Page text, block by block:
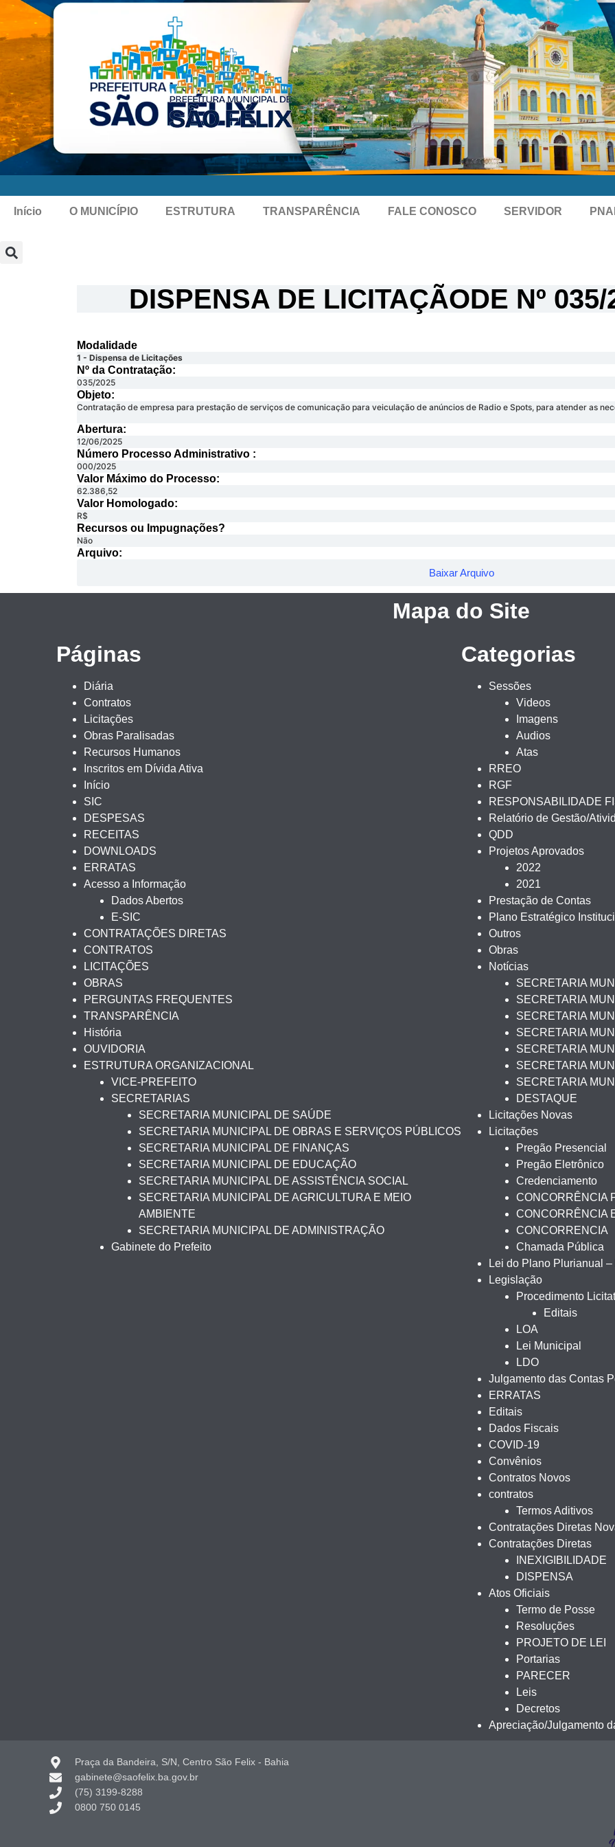
Início O MUNICÍPIO ESTRUTURA TRANSPARÊNCIA FALE CONOSCO SERVIDOR
DISPENSA DE LICITAÇÃODE Nº
Modalidade
1 - Dispensa de Licitações
Nº da Contratação:
035/2025
Objeto:
Contratação de empresa para prestação de serviços de comunicação para veiculação de anúncios de Radio e Spots, para atender as
Abertura:
12/06/2025
Número Processo Administrativo :
000/2025
Valor Máximo do Processo: ​
62.386,52
Valor Homologado: ​
R$
Recursos ou Impugnações? ​
Não
Arquivo:
Baixar Arquivo
Mapa do Site
Páginas
Diária
Contratos
Licitações
Obras Paralisadas
Recursos Humanos
Inscritos em Dívida Ativa
Início
SIC
DESPESAS
RECEITAS
DOWNLOADS
ERRATAS
Acesso a Informação
Dados Abertos
E-SIC
CONTRATAÇÕES DIRETAS
CONTRATOS
LICITAÇÕES
OBRAS
PERGUNTAS FREQUENTES
TRANSPARÊNCIA
História
OUVIDORIA
ESTRUTURA ORGANIZACIONAL
VICE-PREFEITO
SECRETARIAS
SECRETARIA MUNICIPAL DE SAÚDE
SECRETARIA MUNICIPAL DE OBRAS E SERVIÇOS PÚBLICOS
SECRETARIA MUNICIPAL DE FINANÇAS
SECRETARIA MUNICIPAL DE EDUCAÇÃO
SECRETARIA MUNICIPAL DE ASSISTÊNCIA SOCIAL
SECRETARIA MUNICIPAL DE AGRICULTURA E MEIO
AMBIENTE
SECRETARIA MUNICIPAL DE ADMINISTRAÇÃO
Gabinete do Prefeito
Categorias
Sessões
Videos
Imagens
Audios
Atas
RREO
RGF
RESPONSABILIDADE
Relatório de Gestão/
QDD
Projetos Aprovados
2022
2021
Prestação de Contas
Plano Estratégico
Outros
Obras
Notícias
SECRETARIA
SECRETARIA
SECRETARIA
SECRETARIA
SECRETARIA
SECRETARIA
SECRETARIA
DESTAQUE
Licitações Novas
Licitações
Pregão Presencial
Pregão Eletrônico
Credenciamento
CONCORRÊNCIA
CONCORRÊNCIA
CONCORRENCIA
Chamada Pública
Lei do Plano Plurianual –
Legislação
Procedimento
Editais
LOA
Lei Municipal
LDO
Julgamento das Contas
ERRATAS
Editais
Dados Fiscais
COVID-19
Convênios
Contratos Novos
contratos
Termos Aditivos
Contratações Diretas
Contratações Diretas
INEXIGIBILIDADE
DISPENSA
Atos Oficiais
Termo de Posse
Resoluções
PROJETO DE LEI
Portarias
PARECER
Leis
Decretos
Apreciação/Julgamento
Praça da Bandeira, S/N, Centro São Felix - Bahia
gabinete@saofelix.ba.gov.br
(75) 3199-8288
0800 750 0145